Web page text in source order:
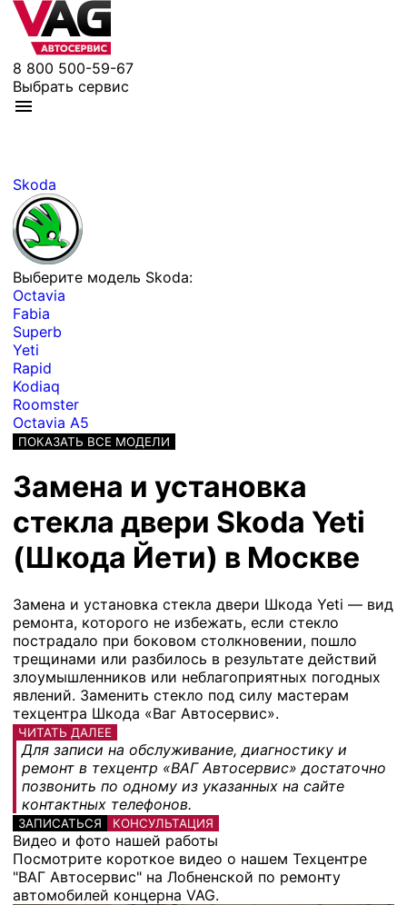
8 800 500-59-67
Выбрать сервис
Skoda
Выберите модель Skoda:
Octavia
Fabia
Superb
Yeti
Rapid
Kodiaq
Roomster
Octavia A5
ПОКАЗАТЬ ВСЕ МОДЕЛИ
Замена и установка
стекла двери Skoda Yeti
(Шкода Йети) в Москве
Замена и установка стекла двери Шкода Yeti — вид
ремонта, которого не избежать, если стекло
пострадало при боковом столкновении, пошло
трещинами или разбилось в результате действий
злоумышленников или неблагоприятных погодных
явлений. Заменить стекло под силу мастерам
техцентра Шкода «Ваг Автосервис».
ЧИТАТЬ ДАЛЕЕ
Для записи на обслуживание, диагностику и
ремонт в техцентр «ВАГ Автосервис» достаточно
позвонить по одному из указанных на сайте
контактных телефонов.
ЗАПИСАТЬСЯ КОНСУЛЬТАЦИЯ
Видео и фото нашей работы
Посмотрите короткое видео о нашем Техцентре
"ВАГ Автосервис" на Лобненской по ремонту
автомобилей концерна VAG.